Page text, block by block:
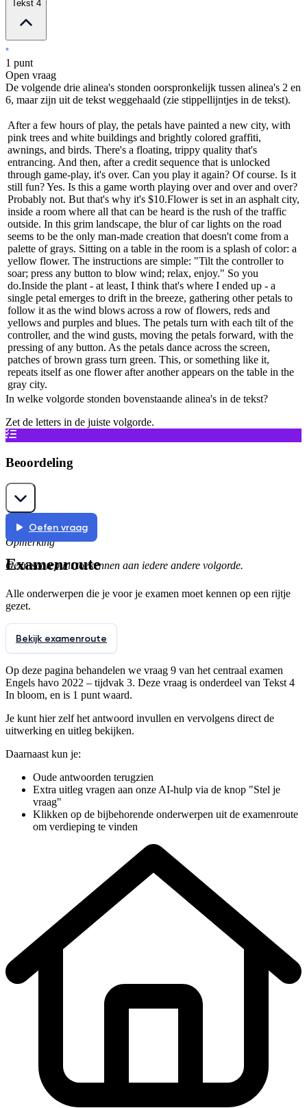
Tekst 4
1 punt
Open vraag
De volgende drie alinea's stonden oorspronkelijk tussen alinea's 2 en
6, maar zijn uit de tekst weggehaald (zie stippellijntjes in de tekst).
After a few hours of play, the petals have painted a new city, with
pink trees and white buildings and brightly colored graffiti,
awnings, and birds. There's a floating, trippy quality that's
entrancing. And then, after a credit sequence that is unlocked
through game-play, it's over. Can you play it again? Of course. Is it
still fun? Yes. Is this a game worth playing over and over and over?
Probably not. But that's why it's $10.Flower is set in an asphalt city,
inside a room where all that can be heard is the rush of the traffic
outside. In this grim landscape, the blur of car lights on the road
seems to be the only man-made creation that doesn't come from a
palette of grays. Sitting on a table in the room is a splash of color: a
yellow flower. The instructions are simple: "Tilt the controller to
soar; press any button to blow wind; relax, enjoy." So you
do.Inside the plant - at least, I think that's where I ended up - a
single petal emerges to drift in the breeze, gathering other petals to
follow it as the wind blows across a row of flowers, reds and
yellows and purples and blues. The petals turn with each tilt of the
controller, and the wind gusts, moving the petals forward, with the
pressing of any button. As the petals dance across the screen,
patches of brown grass turn green. This, or something like it,
repeats itself as one flower after another appears on the table in the
gray city.
In welke volgorde stonden bovenstaande alinea's in de tekst?
Zet de letters in de juiste volgorde.
Beoordeling
b-c-a
Opmerking
Geen scorepunt toekennen aan iedere andere volgorde.
Oefen vraag
Examenroute
Alle onderwerpen die je voor je examen moet kennen op een rijtje
gezet.
Bekijk examenroute
Op deze pagina behandelen we vraag 9 van het centraal examen
Engels havo 2022 – tijdvak 3. Deze vraag is onderdeel van Tekst 4
In bloom, en is 1 punt waard.
Je kunt hier zelf het antwoord invullen en vervolgens direct de
uitwerking en uitleg bekijken.
Daarnaast kun je:
Oude antwoorden terugzien
Extra uitleg vragen aan onze AI-hulp via de knop "Stel je
vraag"
Klikken op de bijbehorende onderwerpen uit de examenroute
om verdieping te vinden